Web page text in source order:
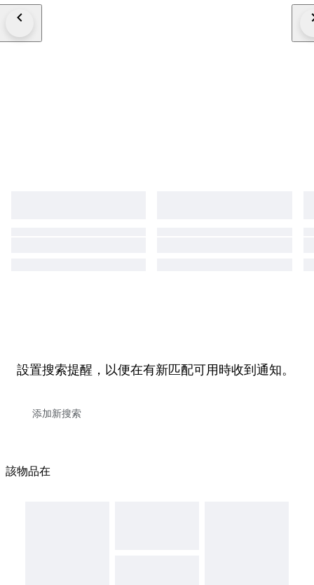
設置搜索提醒，以便在有新匹配可用時收到通知。
該物品在